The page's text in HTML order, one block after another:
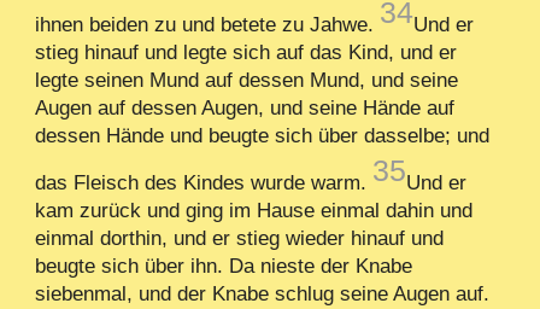
ihnen beiden zu und betete zu Jahwe. 34Und er
stieg hinauf und legte sich auf das Kind, und er
legte seinen Mund auf dessen Mund, und seine
Augen auf dessen Augen, und seine Hände auf
dessen Hände und beugte sich über dasselbe; und
das Fleisch des Kindes wurde warm. 35Und er
kam zurück und ging im Hause einmal dahin und
einmal dorthin, und er stieg wieder hinauf und
beugte sich über ihn. Da nieste der Knabe
siebenmal, und der Knabe schlug seine Augen auf.